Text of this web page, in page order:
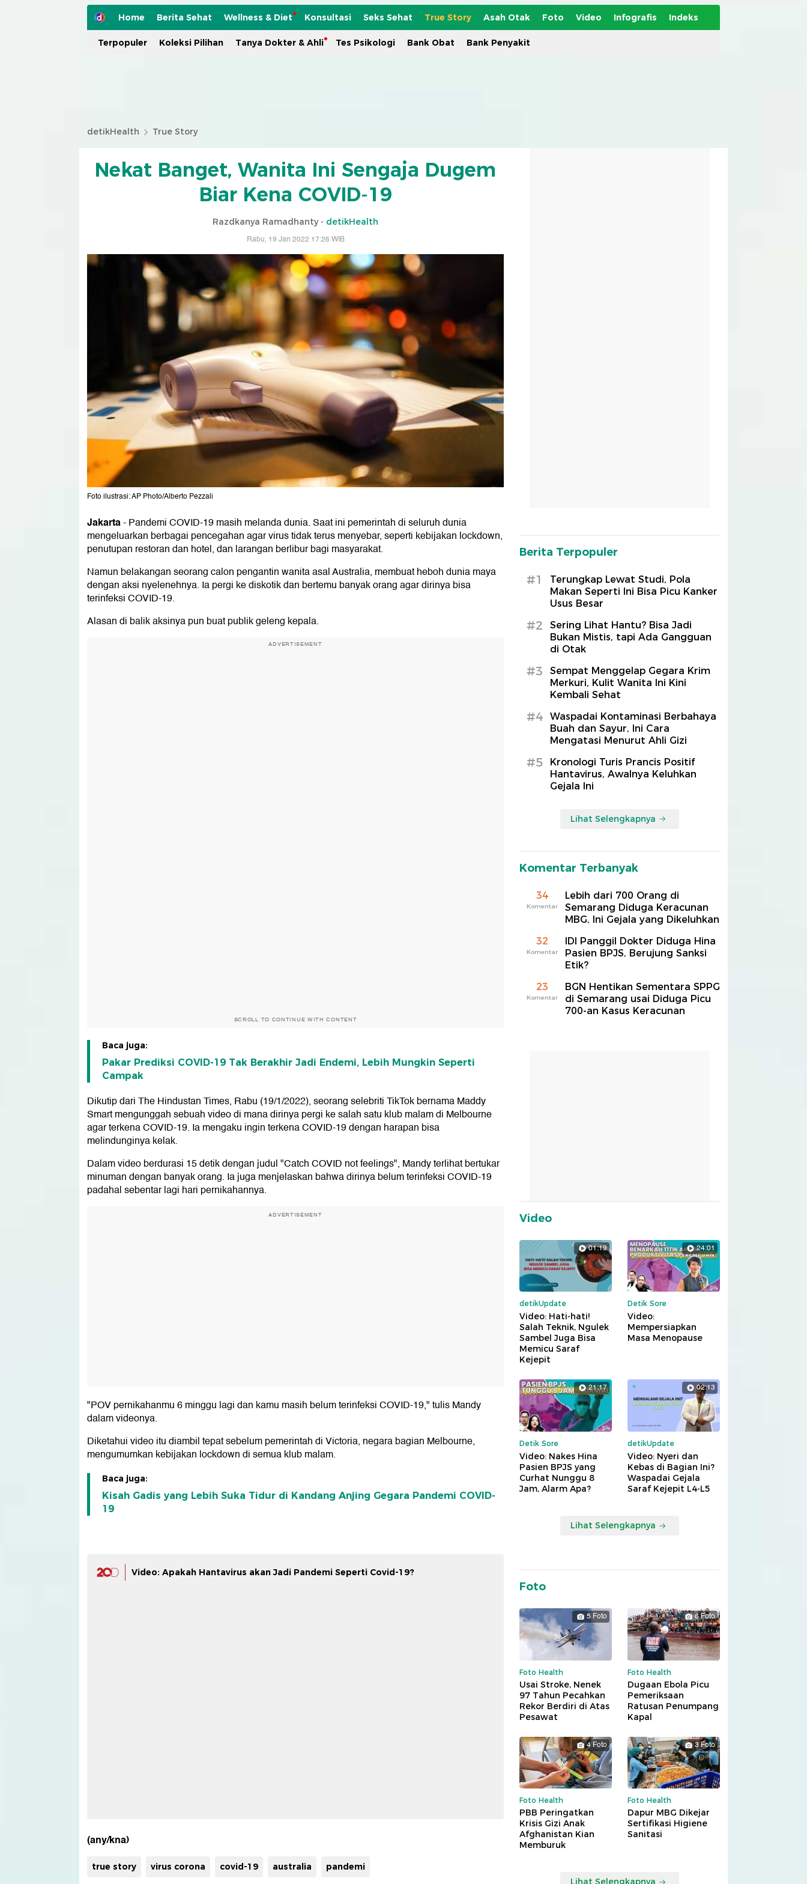
Home Berita Sehat Wellness & Diet Konsultasi Seks Sehat True Story Asah Otak Foto Video Infografis Indeks
Terpopuler Koleksi Pilihan Tanya Dokter & Ahli Tes Psikologi Bank Obat Bank Penyakit
detikHealth True Story
Nekat Banget, Wanita Ini Sengaja Dugem
Biar Kena COVID-19
Razdkanya Ramadhanty - detikHealth
Rabu, 19 Jan 2022 17:26 WIB
Foto ilustrasi: AP Photo/Alberto Pezzali
Jakarta-Pandemi COVID-19 masih melanda dunia. Saat ini pemerintah di seluruh dunia
mengeluarkan berbagai pencegahan agar virus tidak terus menyebar, seperti kebijakan lockdown,
penutupan restoran dan hotel, dan larangan berlibur bagi masyarakat.
Namun belakangan seorang calon pengantin wanita asal Australia, membuat heboh dunia maya
dengan aksi nyelenehnya. Ia pergi ke diskotik dan bertemu banyak orang agar dirinya bisa
terinfeksi COVID-19.
Alasan di balik aksinya pun buat publik geleng kepala.
ADVERTISEMENT
SCROLL TO CONTINUE WITH CONTENT
Baca juga:
Pakar Prediksi COVID-19 Tak Berakhir Jadi Endemi, Lebih Mungkin Seperti
Campak
Dikutip dari The Hindustan Times, Rabu (19/1/2022), seorang selebriti TikTok bernama Maddy
Smart mengunggah sebuah video di mana dirinya pergi ke salah satu klub malam di Melbourne
agar terkena COVID-19. Ia mengaku ingin terkena COVID-19 dengan harapan bisa
melindunginya kelak.
Dalam video berdurasi 15 detik dengan judul "Catch COVID not feelings", Mandy terlihat bertukar
minuman dengan banyak orang. Ia juga menjelaskan bahwa dirinya belum terinfeksi COVID-19
padahal sebentar lagi hari pernikahannya.
ADVERTISEMENT
"POV pernikahanmu 6 minggu lagi dan kamu masih belum terinfeksi COVID-19," tulis Mandy
dalam videonya.
Diketahui video itu diambil tepat sebelum pemerintah di Victoria, negara bagian Melbourne,
mengumumkan kebijakan lockdown di semua klub malam.
Baca juga:
Kisah Gadis yang Lebih Suka Tidur di Kandang Anjing Gegara Pandemi COVID-
19
Video: Apakah Hantavirus akan Jadi Pandemi Seperti Covid-19?
(any/kna)
true story virus corona covid-19 australia pandemi
Berita Terpopuler
#1
Terungkap Lewat Studi, Pola
Makan Seperti Ini Bisa Picu Kanker
Usus Besar
#2
Sering Lihat Hantu? Bisa Jadi
Bukan Mistis, tapi Ada Gangguan
di Otak
#3
Sempat Menggelap Gegara Krim
Merkuri, Kulit Wanita Ini Kini
Kembali Sehat
#4
Waspadai Kontaminasi Berbahaya
Buah dan Sayur, Ini Cara
Mengatasi Menurut Ahli Gizi
#5
Kronologi Turis Prancis Positif
Hantavirus, Awalnya Keluhkan
Gejala Ini
Lihat Selengkapnya
Komentar Terbanyak
34
Komentar
Lebih dari 700 Orang di
Semarang Diduga Keracunan
MBG, Ini Gejala yang Dikeluhkan
32
Komentar
IDI Panggil Dokter Diduga Hina
Pasien BPJS, Berujung Sanksi
Etik?
23
Komentar
BGN Hentikan Sementara SPPG
di Semarang usai Diduga Picu
700-an Kasus Keracunan
Video
01:19
detikUpdate
Video: Hati-hati!
Salah Teknik, Ngulek
Sambel Juga Bisa
Memicu Saraf
Kejepit
24:01
Detik Sore
Video:
Mempersiapkan
Masa Menopause
21:17
Detik Sore
Video: Nakes Hina
Pasien BPJS yang
Curhat Nunggu 8
Jam, Alarm Apa?
02:13
detikUpdate
Video: Nyeri dan
Kebas di Bagian Ini?
Waspadai Gejala
Saraf Kejepit L4-L5
Lihat Selengkapnya
Foto
5 Foto
Foto Health
Usai Stroke, Nenek
97 Tahun Pecahkan
Rekor Berdiri di Atas
Pesawat
6 Foto
Foto Health
Dugaan Ebola Picu
Pemeriksaan
Ratusan Penumpang
Kapal
4 Foto
Foto Health
PBB Peringatkan
Krisis Gizi Anak
Afghanistan Kian
Memburuk
3 Foto
Foto Health
Dapur MBG Dikejar
Sertifikasi Higiene
Sanitasi
Lihat Selengkapnya